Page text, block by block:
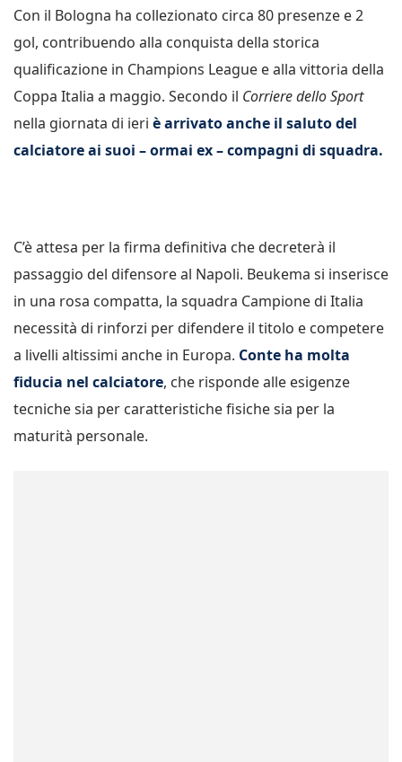
Con il Bologna ha collezionato circa 80 presenze e 2
gol, contribuendo alla conquista della storica
qualificazione in Champions League e alla vittoria della
Coppa Italia a maggio. Secondo il Corriere dello Sport
nella giornata di ieri è arrivato anche il saluto del
calciatore ai suoi – ormai ex – compagni di squadra.
C’è attesa per la firma definitiva che decreterà il
passaggio del difensore al Napoli. Beukema si inserisce
in una rosa compatta, la squadra Campione di Italia
necessità di rinforzi per difendere il titolo e competere
a livelli altissimi anche in Europa. Conte ha molta
fiducia nel calciatore, che risponde alle esigenze
tecniche sia per caratteristiche fisiche sia per la
maturità personale.